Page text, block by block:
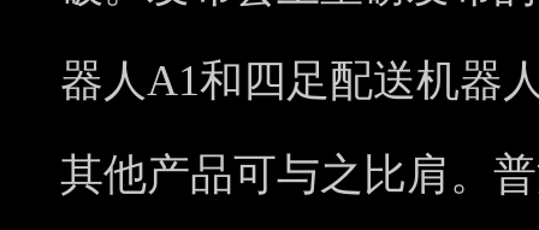
器人A1和四足配送机器
其他产品可与之比肩。